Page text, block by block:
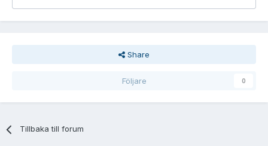
Share
Följare 0
Tillbaka till forum